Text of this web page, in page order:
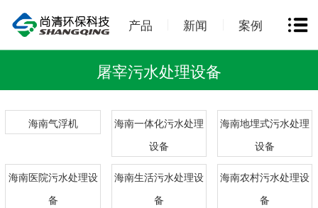
产品 新闻 案例
屠宰污水处理设备
海南气浮机
海南一体化污水处理
设备
海南地埋式污水处理
设备
海南医院污水处理设
备
海南生活污水处理设
备
海南农村污水处理设
备